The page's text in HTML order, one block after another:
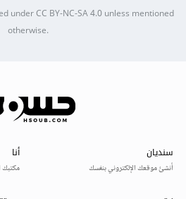
underCC BY-NC-SA 4.0unless mentioned
otherwise.